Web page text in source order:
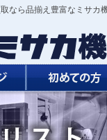
なら品揃え豊富なミサカ